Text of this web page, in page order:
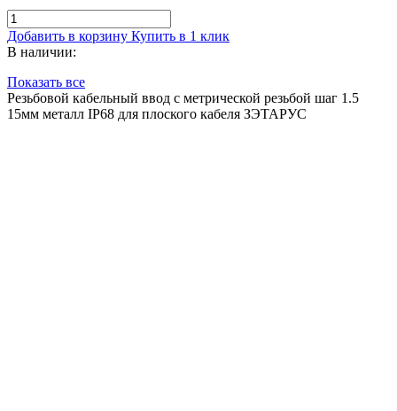
Добавить в корзину Купить в 1 клик
В наличии:
Показать все
Резьбовой кабельный ввод с метрической резьбой шаг 1.5
15мм металл IP68 для плоского кабеля ЗЭТАРУС